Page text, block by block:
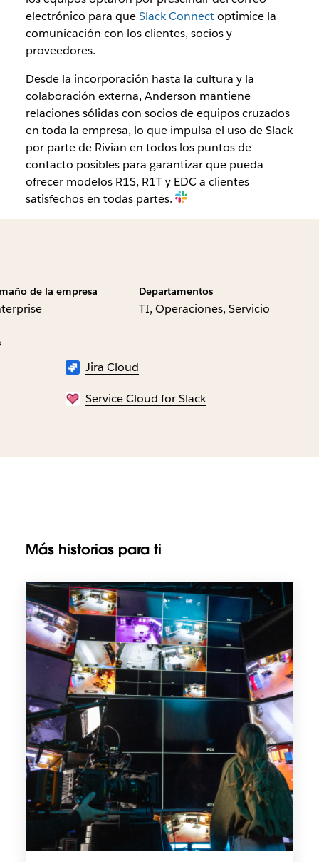
electrónico para queSlack Connectoptimice la
comunicación con los clientes, socios y
proveedores.
Desde la incorporación hasta la cultura y la
colaboración externa, Anderson mantiene
relaciones sólidas con socios de equipos cruzados
en toda la empresa, lo que impulsa el uso de Slack
por parte de Rivian en todos los puntos de
contacto posibles para garantizar que pueda
ofrecer modelos R1S, R1T y EDC a clientes
satisfechos en todas partes.
de la empresa Departamentos
TI, Operaciones, Servicio
Jira Cloud
Service Cloud for Slack
Más historias para ti